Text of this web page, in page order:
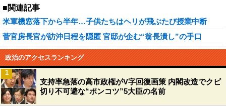
■関連記事
米軍機窓落下から半年…子供たちはヘリが飛ぶたび授業中断
菅官房長官が訪沖日程を隠匿 官邸が企む“翁長潰し”の手口
政治のアクセスランキング
支持率急落の高市政権がV字回復画策 内閣改造でクビ
切り不可避な“ポンコツ”5大臣の名前
1